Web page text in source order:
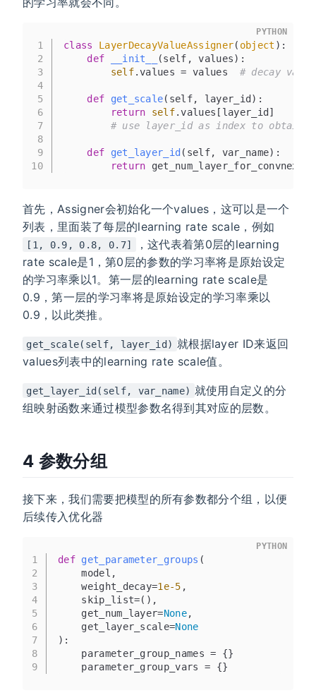
1
2
3
4
5
6
7
8
9
10
class LayerDecayValueAssigner( object ):
def
__init__ (self, values):
self.values = values # decay
def get_scale( self, layer_id ):
return
self.values[layer_id]
# use layer_id as index to obtain
def get_layer_id ( self, var_name):
return
PYTHON
首先，Assigner会初始化一个values，这可以是一个
列表，里面装了每层的learning rate scale，例如
[1, 0.9, 0.8, 0.7]
，这代表着第0层的learning
rate scale是1，第0层的参数的学习率将是原始设定
的学习率乘以1。第一层的learning rate scale是
0.9，第一层的学习率将是原始设定的学习率乘以
0.9，以此类推。
get_scale(self, layer_id) 就根据layer ID来返回
values列表中的learning rate scale值。
get_layer_id(self, var_name) 就使用自定义的分
组映射函数来通过模型参数名得到其对应的层数。
4 参数分组
接下来，我们需要把模型的所有参数都分个组，以便
后续传入优化器
1
2
3
4
5
6
7
8
9
def get_parameter_groups (
    model,
    weight_decay=
1e-5 ,
    skip_list=(
),
    get_num_layer=
None,
    get_layer_scale=
None
):
    parameter_group_names = {}
    parameter_group_vars = {}
PYTHON